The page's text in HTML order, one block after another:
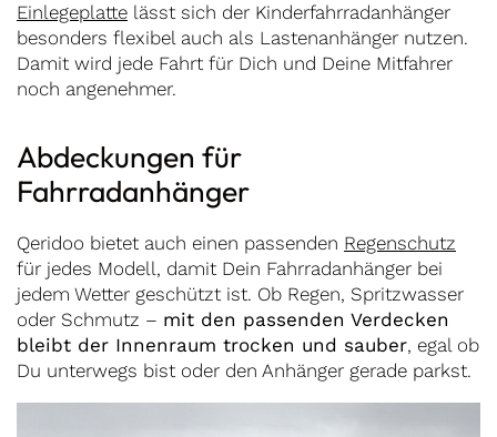
Abdeckungen für
Fahrradanhänger
Qeridoo bietet auch einen passenden Regenschutz
für jedes Modell, damit Dein Fahrradanhänger bei
jedem Wetter geschützt ist. Ob Regen, Spritzwasser
oder Schmutz – mit den passenden Verdecken
bleibt der Innenraum trocken und sauber, egal ob
Du unterwegs bist oder den Anhänger gerade parkst.
Einlegeplatte lässt sich der Kinderfahrradanhänger
besonders flexibel auch als Lastenanhänger nutzen.
Damit wird jede Fahrt für Dich und Deine Mitfahrer
noch angenehmer.